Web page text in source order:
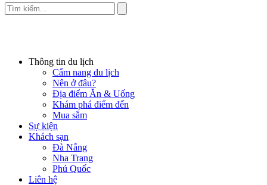
Thông tin du lịch
Cẩm nang du lịch
Nên ở đâu?
Địa điểm Ăn & Uống
Khám phá điểm đến
Mua sắm
Sự kiện
Khách sạn
Đà Nẵng
Nha Trang
Phú Quốc
Liên hệ